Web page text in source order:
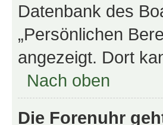
Datenbank des
„Persönlichen
angezeigt. Dort
Nach oben
Die Forenuhr